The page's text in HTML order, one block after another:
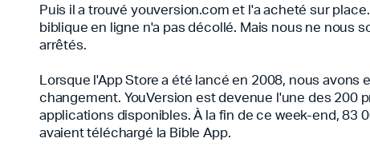
Puis il a trouvé youversion.com et l'a acheté sur
biblique en ligne n'a pas décollé. Mais nous ne nous
arrêtés.
Lorsque l'App Store a été lancé en 2008, nous avons
changement. YouVersion est devenue l'une des 200
applications disponibles. À la fin de ce week-end, 83
avaient téléchargé la Bible App.